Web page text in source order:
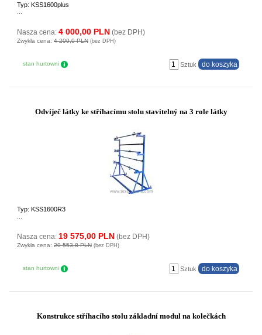
Typ: KSS1600plus
Nasza cena: 4 000,00 PLN (bez DPH)
Zwykła cena: 4 200,0 PLN (bez DPH)
stan hurtowni Sztuk
Odvíječ látky ke stříhacímu stolu stavitelný na 3 role látky
Typ: KSS1600R3
Nasza cena: 19 575,00 PLN (bez DPH)
Zwykła cena: 20 553,8 PLN (bez DPH)
stan hurtowni Sztuk
Konstrukce stříhacího stolu základní modul na kolečkách